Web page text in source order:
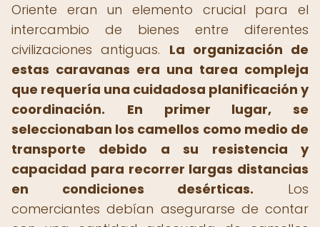
Oriente eran un elemento crucial para el
intercambio de bienes entre diferentes
civilizaciones antiguas. La organización de
estas caravanas era una tarea compleja
que requería una cuidadosa planificación y
coordinación.
En primer lugar, se
seleccionaban los camellos como medio de
transporte debido a su resistencia y
capacidad para recorrer largas distancias
en condiciones desérticas. Los
comerciantes debían asegurarse de contar